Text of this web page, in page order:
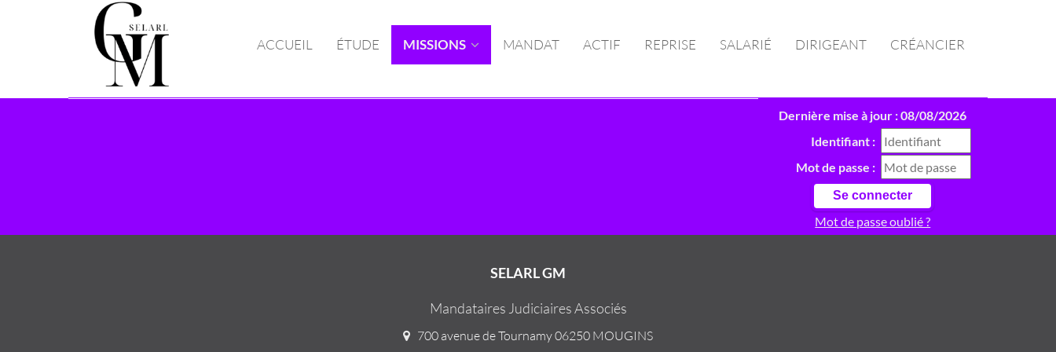
ACCUEIL ÉTUDE MISSIONS MANDAT ACTIF REPRISE SALARIÉ DIRIGEANT CRÉANCIER
Dernière mise à jour : 08/08/2026
Identifiant :
Mot de passe :
Mot de passe oublié ?
SELARL GM
Mandataires Judiciaires Associés
700 avenue de Tournamy 06250 MOUGINS